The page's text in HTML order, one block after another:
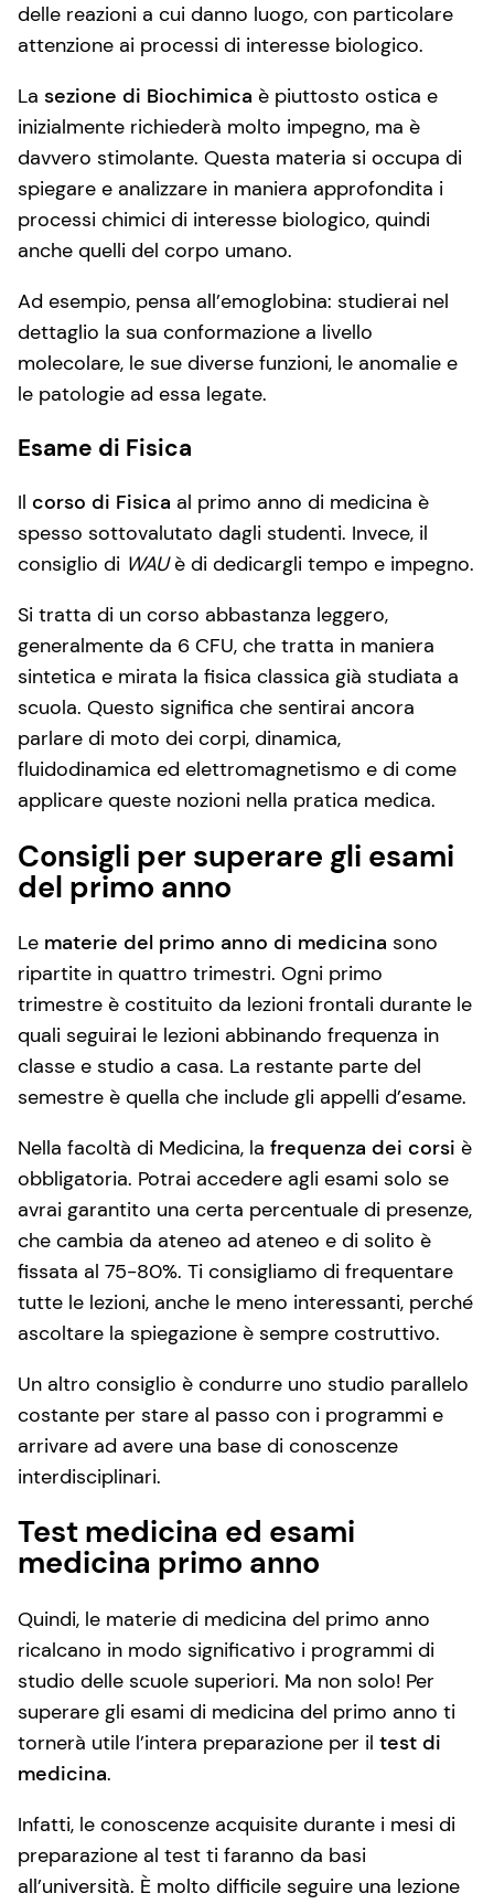
delle reazioni a cui danno luogo, con particolare
attenzione ai processi di interesse biologico.
La sezione di Biochimica è piuttosto ostica e
inizialmente richiederà molto impegno, ma è
davvero stimolante. Questa materia si occupa di
spiegare e analizzare in maniera approfondita i
processi chimici di interesse biologico, quindi
anche quelli del corpo umano.
Ad esempio, pensa all’emoglobina: studierai nel
dettaglio la sua conformazione a livello
molecolare, le sue diverse funzioni, le anomalie e
le patologie ad essa legate.
Esame di Fisica
Il corso di Fisica al primo anno di medicina è
spesso sottovalutato dagli studenti. Invece, il
consiglio di WAUè di dedicargli tempo e impegno.
Si tratta di un corso abbastanza leggero,
generalmente da 6 CFU, che tratta in maniera
sintetica e mirata la fisica classica già studiata a
scuola. Questo significa che sentirai ancora
parlare di moto dei corpi, dinamica,
fluidodinamica ed elettromagnetismo e di come
applicare queste nozioni nella pratica medica.
Consigli per superare gli esami
del primo anno
Le materie del primo anno di medicina sono
ripartite in quattro trimestri. Ogni primo
trimestre è costituito da lezioni frontali durante le
quali seguirai le lezioni abbinando frequenza in
classe e studio a casa. La restante parte del
semestre è quella che include gli appelli d’esame.
Nella facoltà di Medicina, la frequenza dei corsi è
obbligatoria. Potrai accedere agli esami solo se
avrai garantito una certa percentuale di presenze,
che cambia da ateneo ad ateneo e di solito è
fissata al 75-80%. Ti consigliamo di frequentare
tutte le lezioni, anche le meno interessanti, perché
ascoltare la spiegazione è sempre costruttivo.
Un altro consiglio è condurre uno studio parallelo
costante per stare al passo con i programmi e
arrivare ad avere una base di conoscenze
interdisciplinari.
Test medicina ed esami
medicina primo anno
Quindi, le materie di medicina del primo anno
ricalcano in modo significativo i programmi di
studio delle scuole superiori. Ma non solo! Per
superare gli esami di medicina del primo anno ti
tornerà utile l’intera preparazione per il test di
medicina.
Infatti, le conoscenze acquisite durante i mesi di
preparazione al test ti faranno da basi
all’università. È molto difficile seguire una lezione